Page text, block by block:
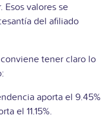
Esos valores se
del afiliado
tener claro lo
aporta el 9.45%
el 11.15%.